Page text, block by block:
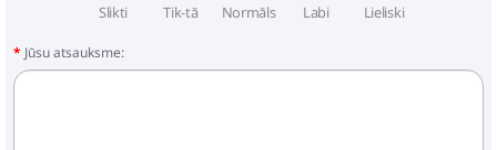
Slikti Tik-tā Normāls Labi Lieliski
Jūsu atsauksme: